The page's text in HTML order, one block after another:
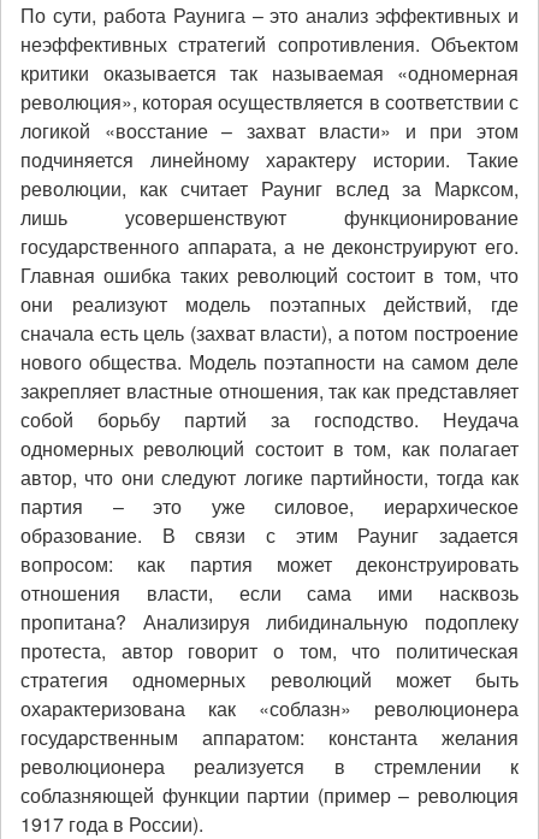
По сути, работа Раунига – это анализ эффективных и
неэффективных стратегий сопротивления. Объектом
критики оказывается так называемая «одномерная
революция», которая осуществляется в соответствии с
логикой «восстание – захват власти» и при этом
подчиняется линейному характеру истории. Такие
революции, как считает Рауниг вслед за Марксом,
лишь усовершенствуют функционирование
государственного аппарата, а не деконструируют его.
Главная ошибка таких революций состоит в том, что
они реализуют модель поэтапных действий, где
сначала есть цель (захват власти), а потом построение
нового общества. Модель поэтапности на самом деле
закрепляет властные отношения, так как представляет
собой борьбу партий за господство. Неудача
одномерных революций состоит в том, как полагает
автор, что они следуют логике партийности, тогда как
партия – это уже силовое, иерархическое
образование. В связи с этим Рауниг задается
вопросом: как партия может деконструировать
отношения власти, если сама ими насквозь
пропитана? Анализируя либидинальную подоплеку
протеста, автор говорит о том, что политическая
стратегия одномерных революций может быть
охарактеризована как «соблазн» революционера
государственным аппаратом: константа желания
революционера реализуется в стремлении к
соблазняющей функции партии (пример – революция
1917 года в России).